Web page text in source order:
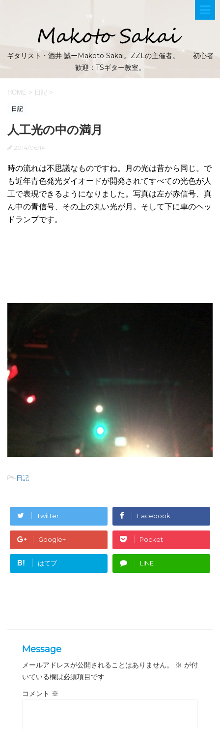
ギタリスト・酒井 誠ーMakoto Sakai。ZZLの主催者。 初心者
歓迎：TSギター教室。
HOME > 日記 >
日記
人工光の中の満月
2014/06/14
時の流れは不思議なものですね。月の光は昔から同じ。で
も近年青色発光ダイオードが開発されてすべての光色が人
工で表現できるようになりました。写真は左が赤信号、真
ん中の青信号、その上の丸い光が月。そして下に車のヘッ
ドランプです。
- 日記
Twitter Facebook
Google+ Pocket
B! はてブ LINE
Message
メールアドレスが公開されることはありません。 ※ が付
いている欄は必須項目です
コメント ※